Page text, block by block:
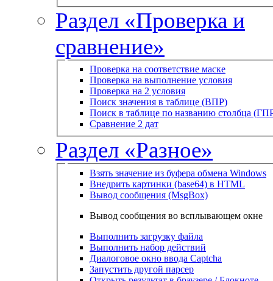
Раздел «Проверка и
сравнение»
Проверка на соответствие маске
Проверка на выполнение условия
Проверка на 2 условия
Поиск значения в таблице (ВПР)
Поиск в таблице по названию столбца
Сравнение 2 дат
Раздел «Разное»
Взять значение из буфера обмена Windows
Внедрить картинки (base64) в HTML
Вывод сообщения (MsgBox)
Вывод сообщения во всплывающем окне
Выполнить загрузку файла
Выполнить набор действий
Диалоговое окно ввода Captcha
Запустить другой парсер